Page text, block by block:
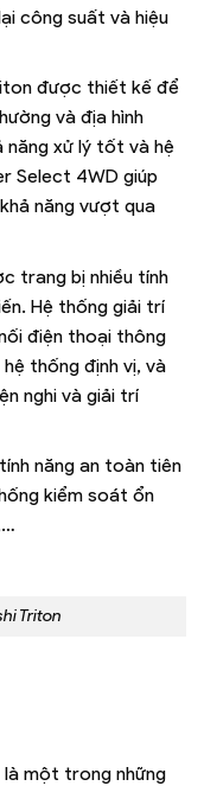
công suất và hiệu
được thiết kế để
và địa hình
xử lý tốt và hệ
Select 4WD giúp
năng vượt qua
trang bị nhiều tính
Hệ thống giải trí
điện thoại thông
thống định vị, và
nghi và giải trí
năng an toàn tiên
kiểm soát ổn
Triton
là một trong những